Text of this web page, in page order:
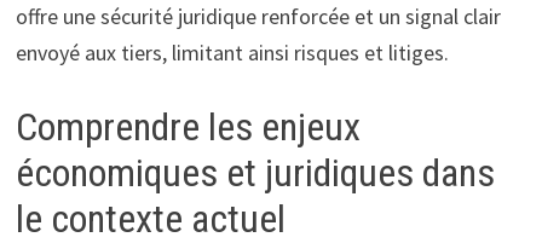
offre une sécurité juridique renforcée et un signal clair
envoyé aux tiers, limitant ainsi risques et litiges.
Comprendre les enjeux
économiques et juridiques dans
le contexte actuel